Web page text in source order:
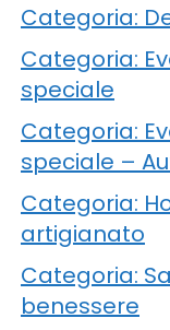
Categoria:
Categoria:
speciale
Categoria:
speciale –
Categoria:
artigianato
Categoria:
benessere